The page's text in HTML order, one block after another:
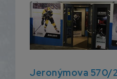
Jeronýmova 570/